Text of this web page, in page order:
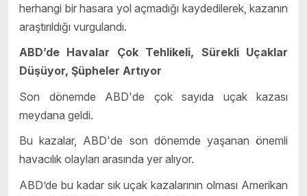
herhangi bir hasara yol açmadığı kaydedilerek, kazanın
araştırıldığı vurgulandı.
ABD’de Havalar Çok Tehlikeli, Sürekli Uçaklar
Düşüyor, Şüpheler Artıyor
Son dönemde ABD'de çok sayıda uçak kazası
meydana geldi.
Bu kazalar, ABD'de son dönemde yaşanan önemli
havacılık olayları arasında yer alıyor.
ABD’de bu kadar sık uçak kazalarının olması Amerikan